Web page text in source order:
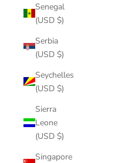
Senegal
(USD $)
Serbia
(USD $)
Seychelles
(USD $)
Sierra
Leone
(USD $)
Singapore